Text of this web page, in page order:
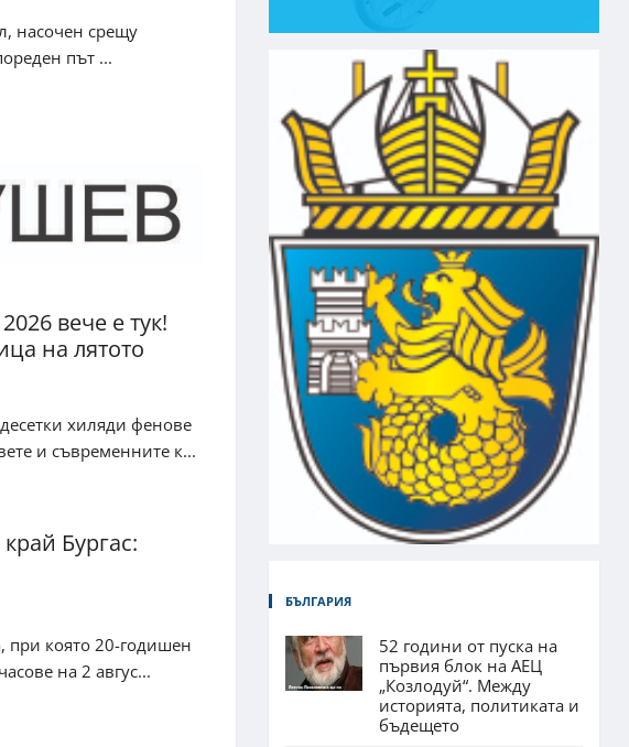
насочен срещу
път ...
вече е тук!
на лятото
хиляди фенове
и съвременните к...
Бургас:
при която 20-годишен
на 2 авгус...
БЪЛГАРИЯ
52 години от пуска на
първия блок на АЕЦ
„Козлодуй“. Между
историята, политиката и
бъдещето